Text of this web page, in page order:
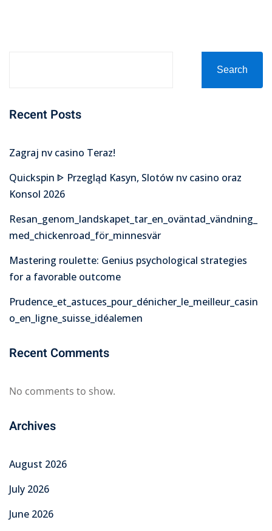
Search
Recent Posts
Zagraj nv casino Teraz!
Quickspin ᐈ Przegląd Kasyn, Slotów nv casino oraz
Konsol 2026
Resan_genom_landskapet_tar_en_oväntad_vändning_
med_chickenroad_för_minnesvär
Mastering roulette: Genius psychological strategies
for a favorable outcome
Prudence_et_astuces_pour_dénicher_le_meilleur_casin
o_en_ligne_suisse_idéalemen
Recent Comments
No comments to show.
Archives
August 2026
July 2026
June 2026